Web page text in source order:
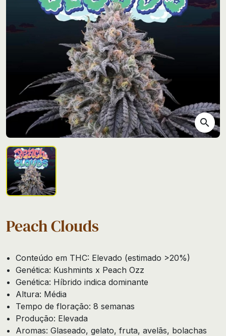
search
Peach Clouds
Conteúdo em THC: Elevado (estimado >20%)
Genética: Kushmints x Peach Ozz
Genética: Híbrido indica dominante
Altura: Média
Tempo de floração: 8 semanas
Produção: Elevada
Aromas: Glaseado, gelato, fruta, avelãs, bolachas